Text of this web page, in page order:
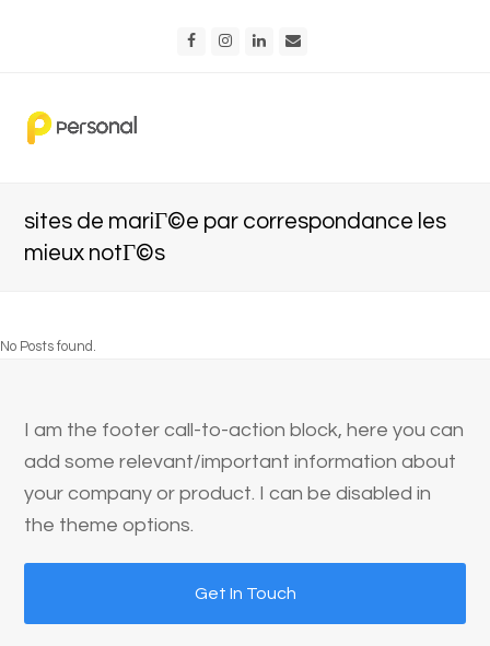
FacebookInstagram
LinkedIn
sites de mariГ©e par correspondance les
mieux notГ©s
No Posts found.
I am the footer call-to-action block, here you can
add some relevant/important information about
your company or product. I can be disabled in
the theme options.
Get In Touch